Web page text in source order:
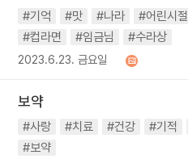
#기억 #맛 #나라 #어린시절
#컵라면
#임금님 #수라상
2023.6.23. 금요일
보약
#사랑 #치료 #건강 #기적
#보약